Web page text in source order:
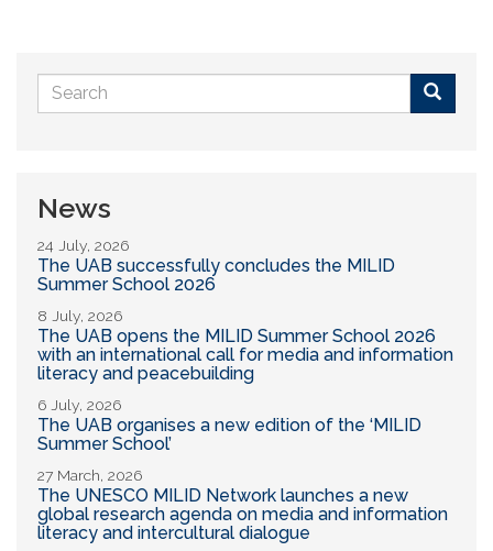
Search
form
News
24 July, 2026
The UAB successfully concludes the MILID
Summer School 2026
8 July, 2026
The UAB opens the MILID Summer School 2026
with an international call for media and information
literacy and peacebuilding
6 July, 2026
The UAB organises a new edition of the ‘MILID
Summer School’
27 March, 2026
The UNESCO MILID Network launches a new
global research agenda on media and information
literacy and intercultural dialogue